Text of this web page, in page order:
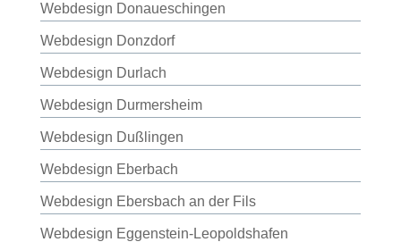
Webdesign Donaueschingen
Webdesign Donzdorf
Webdesign Durlach
Webdesign Durmersheim
Webdesign Dußlingen
Webdesign Eberbach
Webdesign Ebersbach an der Fils
Webdesign Eggenstein-Leopoldshafen